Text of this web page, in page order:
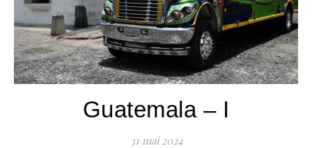
Guatemala – I
31 mai 2024